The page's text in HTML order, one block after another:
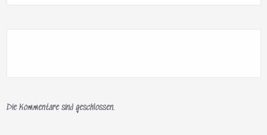
Die Kommentare sind geschlossen.